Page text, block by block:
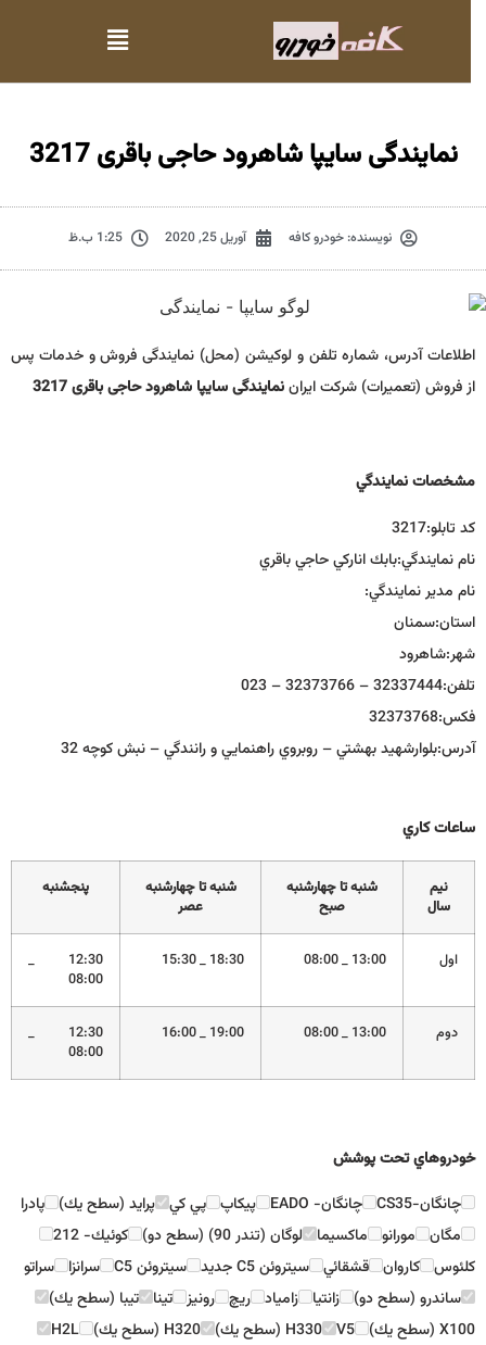
نمایندگی سایپا شاهرود حاجی باقری 3217
نویسنده:خودرو کافه آوریل 25, 2020 1:25 ب.ظ
اطلاعات آدرس، شماره تلفن و لوکیشن (محل) نمایندگی فروش و خدمات پس
از فروش (تعمیرات) شرکت ایراننمایندگی سایپا شاهرود حاجی باقری 3217
مشخصات نمايندگي
كد تابلو:3217
نام نمايندگي:بابك اناركي حاجي باقري
نام مدير نمايندگي:
استان:سمنان
شهر:شاهرود
تلفن:32337444 – 32373766 – 023
فكس:32373768
آدرس:بلوارشهيد بهشتي – روبروي راهنمايي و رانندگي – نبش كوچه 32
ساعات كاري
نيم
سال
شنبه تا چهارشنبه
صبح
شنبه تا چهارشنبه
عصر
پنجشنبه
اول 13:00 _ 08:00
18:30 _ 15:30
12:30 _
08:00
دوم 13:00 _ 08:00
19:00 _ 16:00
12:30 _
08:00
خودروهاي تحت پوشش
چانگان-CS35
چانگان- EADO پيكاپ پي كي پرايد (سطح يك) پادرا
مگان مورانو ماكسيما لوگان (تندر 90) (سطح دو)
كوئيك- 212
كلئوس كاروان قشقائي سيتروئن C5 جديد سيتروئن C5 سرانزا سراتو
ساندرو (سطح دو) زانتيا زامياد ريچ رونيز تينا تيبا (سطح يك)
X100 (سطح يك)
V5 H330 (سطح يك) H320 (سطح يك)
H2L